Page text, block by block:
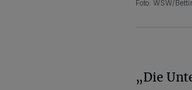
Foto: WSW/
„Die